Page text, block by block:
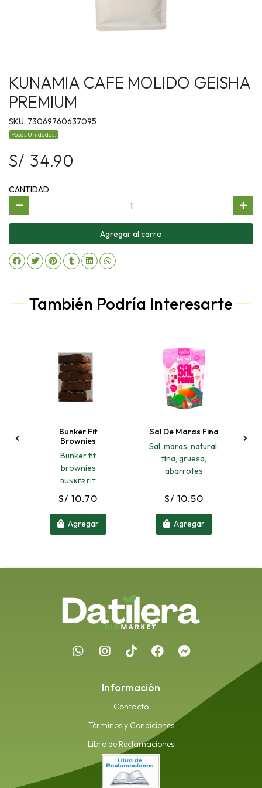
KUNAMIA CAFE MOLIDO GEISHA
PREMIUM
SKU: 73069760637095
Pocas Unidades.
S/ 34.90
CANTIDAD
Agregar al carro
También Podría Interesarte
Bunker Fit
Brownies
Bunker fit
brownies
BUNKER FIT
S/ 10.70
Agregar
Sal De Maras Fina
Sal, maras, natural,
fina, gruesa,
abarrotes
S/ 10.50
Agregar
Información
Contacto
Términos y Condiciones
Libro de Reclamaciones